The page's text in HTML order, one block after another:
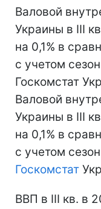
Валовой
Украины в IІI
на 0,1% в
с учетом
Госкомстат
Валовой
Украины в IІI
на 0,1% в
с учетом
Госкомстат
ВВП в III кв. в